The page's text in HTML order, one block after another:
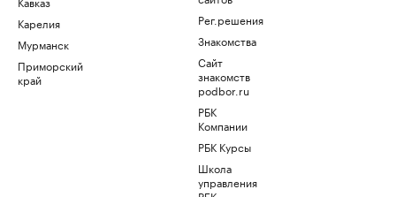
Карелия
Мурманск
Приморский
край
Рег.решения
Знакомства
Сайт
знакомств
podbor.ru
РБК
Компании
РБК Курсы
Школа
управления